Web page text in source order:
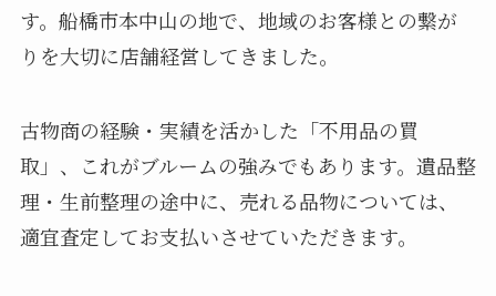
す。船橋市本中山の地で、地域のお客様との繋が
りを大切に店舗経営してきました。
古物商の経験・実績を活かした「不用品の買
取」、これがブルームの強みでもあります。遺品整
理・生前整理の途中に、売れる品物については、
適宜査定してお支払いさせていただきます。